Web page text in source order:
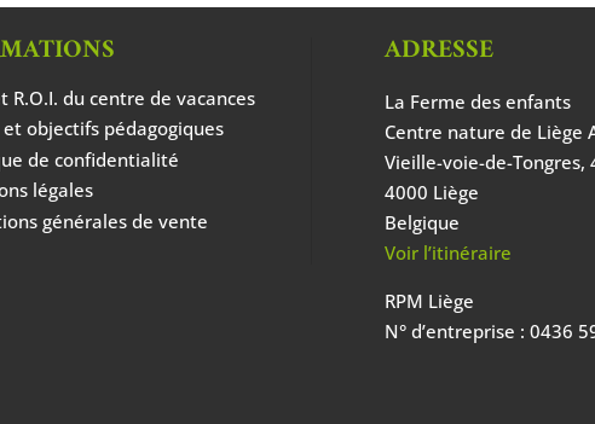
R.O.I. du centre de vacances
objectifs pédagogiques
de confidentialité
légales
générales de vente
ADRESSE
La Ferme des enfants
Centre nature de Liège
Vieille-voie-de-Tongres,
4000 Liège
Belgique
Voir l’itinéraire
RPM Liège
N° d’entreprise : 0436